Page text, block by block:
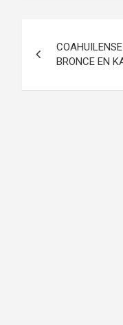
de
entradas
BRONCE EN